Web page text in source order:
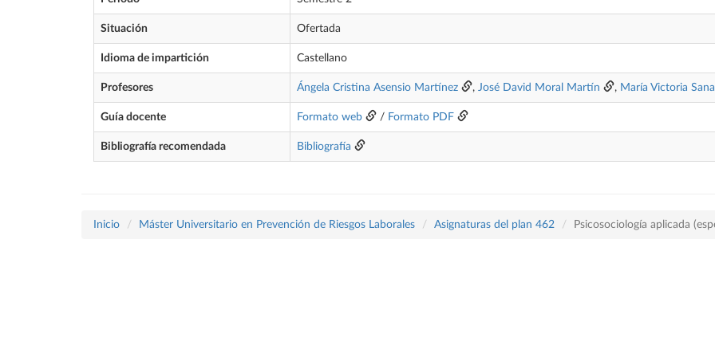
Situación Ofertada
Idioma de impartición Castellano
Profesores Ángela Cristina Asensio Martínez , José David Moral Martín , María Victoria
Guía docente Formato web / Formato PDF
Bibliografía recomendada Bibliografía
Inicio Máster Universitario en Prevención de Riesgos Laborales Asignaturas del plan 462 Psicosociología aplicada